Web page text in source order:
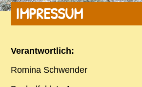
IMPRESSUM
Verantwortlich:
Romina Schwender